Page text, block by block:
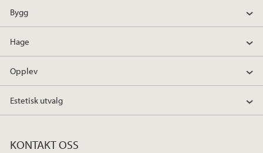
Bygg
Hage
Opplev
Estetisk utvalg
KONTAKT OSS